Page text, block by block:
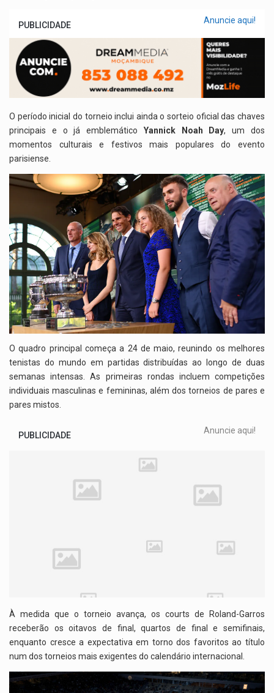
p
k
PUBLICIDADE Anuncie aqui!
O período inicial do torneio inclui ainda o sorteio oficial das chaves
principais e o já emblemático Yannick Noah Day, um dos
momentos culturais e festivos mais populares do evento
parisiense.
O quadro principal começa a 24 de maio, reunindo os melhores
tenistas do mundo em partidas distribuídas ao longo de duas
semanas intensas. As primeiras rondas incluem competições
individuais masculinas e femininas, além dos torneios de pares e
pares mistos.
PUBLICIDADE Anuncie aqui!
À medida que o torneio avança, os courts de Roland-Garros
receberão os oitavos de final, quartos de final e semifinais,
enquanto cresce a expectativa em torno dos favoritos ao título
num dos torneios mais exigentes do calendário internacional.